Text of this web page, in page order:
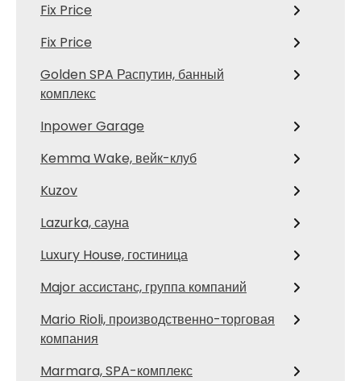
Fix Price
Fix Price
Golden SPA Распутин, банный
комплекс
Inpower Garage
Kemma Wake, вейк-клуб
Kuzov
Lazurka, сауна
Luxury House, гостиница
Major ассистанс, группа компаний
Mario Rioli, производственно-торговая
компания
Marmara, SPA-комплекс